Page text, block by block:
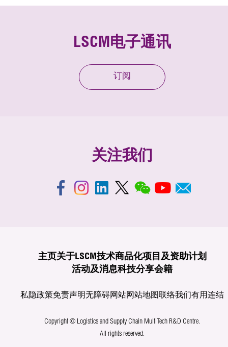
LSCM电子通讯
订阅
关注我们
主页关于LSCM技术商品化项目及资助计划
活动及消息科技分享会籍
私隐政策免责声明无障碍网站网站地图联络我们有用连结
Copyright © Logistics and Supply Chain MultiTech R&D Centre.
All rights reserved.